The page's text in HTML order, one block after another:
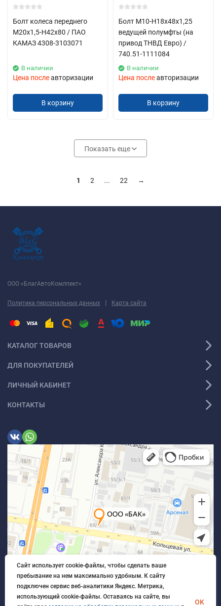
Болт колеса переднего
М20х1,5-Н42х80 / ПАО
КАМАЗ 4308-3103071
В наличии
Цена послеавторизации
В корзину
Болт М10-Н18х48х1,25
ведущей полумфты (на
привод ТНВД Евро) /
740.51-1111084
В наличии
Цена послеавторизации
В корзину
Показать еще
1 2 ... 22 →
ООО «БлагАвтоКомлпект»
Политика персональных данных | Карта сайта
КАТАЛОГ ТОВАРОВ
ДЛЯ ПОКУПАТЕЛЕЙ
ЛИЧНЫЙ КАБИНЕТ
КОНТАКТЫ
Сайт использует cookie-файлы, чтобы сделать ваше
пребывание на нем максимально удобным. К cайту
подключен сервис веб-аналитики Яндекс. Метрика,
использующий cookie-файлы. Оставаясь на сайте, вы
OK